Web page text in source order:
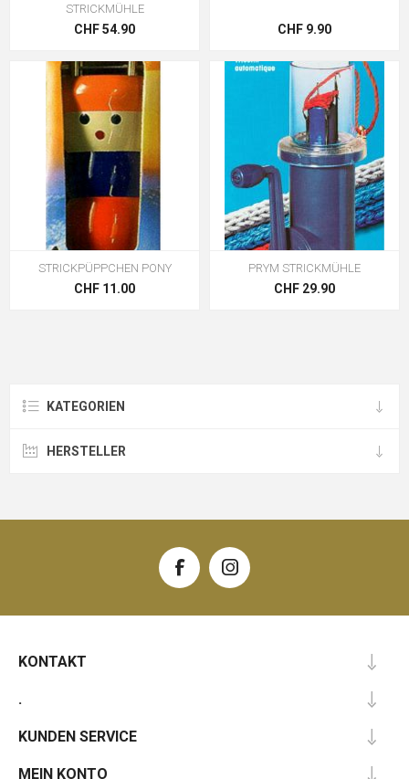
STRICKMÜHLE
CHF 54.90 CHF 9.90
STRICKPÜPPCHEN PONY
CHF 11.00
PRYM STRICKMÜHLE
CHF 29.90
KATEGORIEN
HERSTELLER
KONTAKT
.
KUNDEN SERVICE
MEIN KONTO